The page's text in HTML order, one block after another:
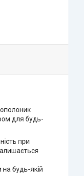
для будь-
при
будь-якій